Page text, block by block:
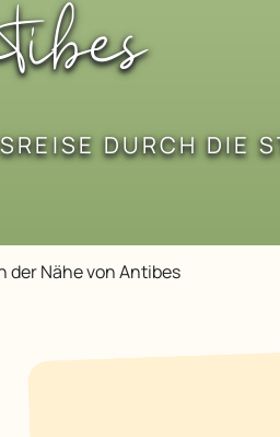
DURCH DIE
der Nähe von Antibes